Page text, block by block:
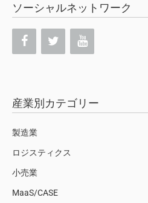
ソーシャルネットワーク
産業別カテゴリー
製造業
ロジスティクス
小売業
MaaS/CASE